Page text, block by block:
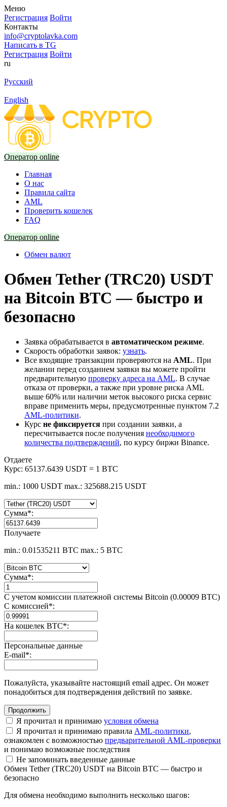
Меню
Регистрация Войти
Контакты
info@cryptolavka.com
Написать в TG
Регистрация Войти
ru
Русский
English
Оператор online
Главная
О нас
Правила сайта
AML
Проверить кошелек
FAQ
Оператор online
Обмен валют
Обмен Tether (TRC20) USDT
на Bitcoin BTC — быстро и
безопасно
Заявка обрабатывается в автоматическом режиме.
Скорость обработки заявок: узнать.
Все входящие транзакции проверяются на AML. При
желании перед созданием заявки вы можете пройти
предварительную проверку адреса на AML. В случае
отказа от проверки, а также при уровне риска AML
выше 60% или наличии меток высокого риска сервис
вправе применить меры, предусмотренные пунктом 7.2
AML-политики.
Курс не фиксируется при создании заявки, а
пересчитывается после получения необходимого
количества подтверждений, по курсу биржи Binance.
Отдаете
Курс: 65137.6439 USDT = 1 BTC
min.: 1000 USDT max.: 325688.215 USDT
Сумма*:
Получаете
min.: 0.01535211 BTC max.: 5 BTC
Сумма*:
С учетом комиссии платежной системы Bitcoin (0.00009 BTC)
С комиссией*:
На кошелек BTC*:
Персональные данные
E-mail*:
Пожалуйста, указывайте настоящий email адрес. Он может
понадобиться для подтверждения действий по заявке.
Я прочитал и принимаю условия обмена
Я прочитал и принимаю правила AML-политики,
ознакомлен с возможностью предварительной AML-проверки
и понимаю возможные последствия
Не запоминать введенные данные
Обмен Tether (TRC20) USDT на Bitcoin BTC — быстро и
безопасно
Для обмена необходимо выполнить несколько шагов: